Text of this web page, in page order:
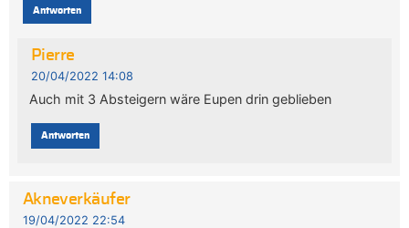
Antworten
Pierre
20/04/2022 14:08
Auch mit 3 Absteigern wäre Eupen drin geblieben
Antworten
Akneverkäufer
19/04/2022 22:54